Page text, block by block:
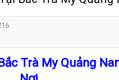
Trà My Quảng